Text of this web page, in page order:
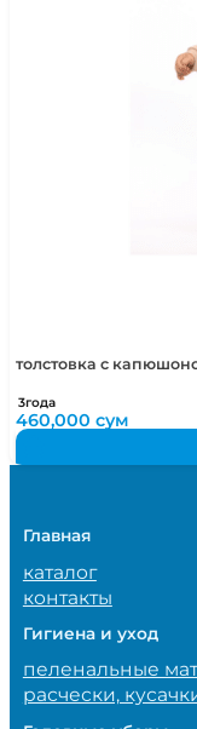
толстовка с
3года
460,000сум
Главная
каталог
контакты
Гигиена и уход
пеленальные
расчески,